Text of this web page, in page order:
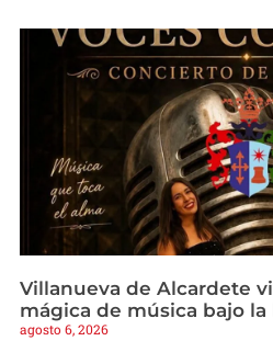
Villanueva de Alcardete
mágica de música bajo la
agosto 6, 2026